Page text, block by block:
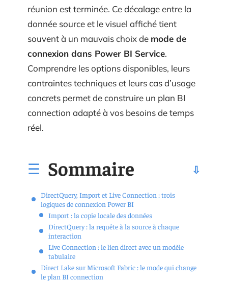
réunion est terminée. Ce décalage entre la
donnée source et le visuel affiché tient
souvent à un mauvais choix de mode de
connexion dans Power BI Service.
Comprendre les options disponibles, leurs
contraintes techniques et leurs cas d’usage
concrets permet de construire un plan BI
connection adapté à vos besoins de temps
réel.
Sommaire
DirectQuery, Import et Live Connection : trois
logiques de connexion Power BI
Import : la copie locale des données
DirectQuery : la requête à la source à chaque
interaction
Live Connection : le lien direct avec un modèle
tabulaire
Direct Lake sur Microsoft Fabric : le mode qui change
le plan BI connection